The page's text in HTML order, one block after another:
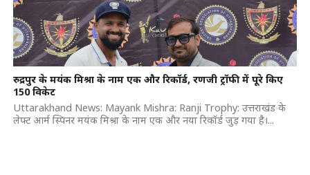
रुद्रपुर के मयंक मिश्रा के नाम एक और रिकॉर्ड, रणजी ट्रॉफी में पूरे किए
150 विकेट
Uttarakhand News: Mayank Mishra: Ranji Trophy: उत्तराखंड के
लेफ्ट आर्म स्पिनर मयंक मिश्रा के नाम एक और नया रिकॉर्ड जुड़ गया है।...